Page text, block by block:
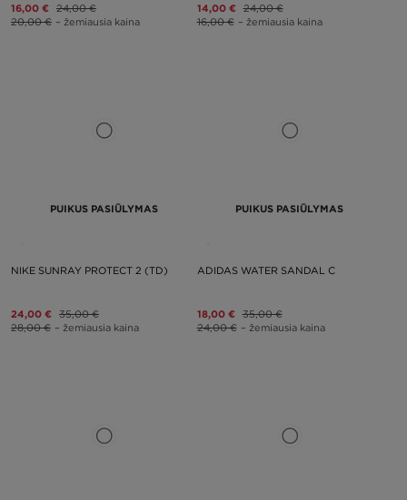
16,00 € 24,00 €
20,00 € – žemiausia kaina
14,00 € 24,00 €
16,00 € – žemiausia kaina
PUIKUS PASIŪLYMAS
NIKE SUNRAY PROTECT 2 (TD)
24,00 € 35,00 €
28,00 € – žemiausia kaina
PUIKUS PASIŪLYMAS
ADIDAS WATER SANDAL C
18,00 € 35,00 €
24,00 € – žemiausia kaina